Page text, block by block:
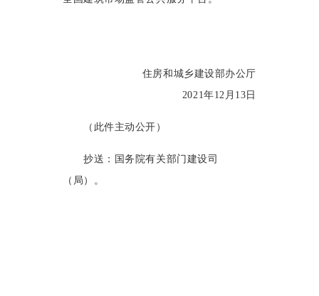
住房和城乡建设部办公厅
2021年12月13日
（此件主动公开）
抄送：国务院有关部门建设司
（局）。